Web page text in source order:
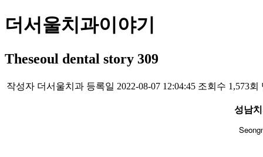
더서울치과이야기
Theseoul dental story 309
작성자 더서울치과 등록일 2022-08-07 12:04:45 조회수 1,573회
성남